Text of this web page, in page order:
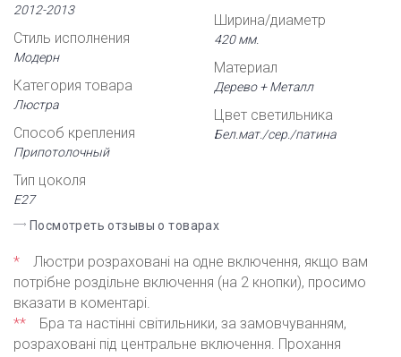
2012-2013
Стиль исполнения
Модерн
Категория товара
Люстра
Способ крепления
Припотолочный
Тип цоколя
Е27
Ширина/диаметр
420 мм.
Материал
Дерево + Металл
Цвет светильника
Бел.мат./сер./патина
Посмотреть отзывы о товарах
*
Люстри розраховані на одне включення, якщо вам
потрібне роздільне включення (на 2 кнопки), просимо
вказати в коментарі.
**
Бра та настінні світильники, за замовчуванням,
розраховані під центральне включення. Прохання